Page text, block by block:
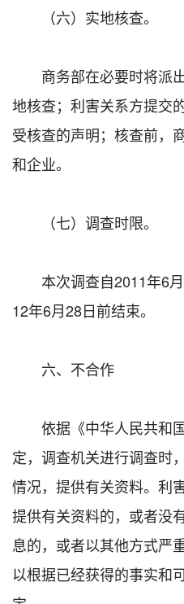
（六）实地核查。
商务部在必要时将派
地核查；利害关系方提交
受核查的声明；核查前，
和企业。
（七）调查时限。
本次调查自2011年6月
12年6月28日前结束。
六、不合作
依据《中华人民共和
定，调查机关进行调查时
情况，提供有关资料。利
提供有关资料的，或者没
息的，或者以其他方式严
以根据已经获得的事实和